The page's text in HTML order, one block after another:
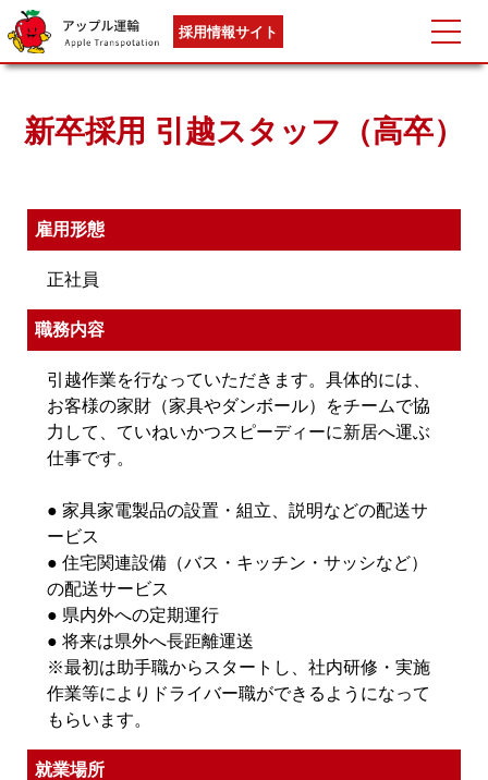
採用情報サイト
新卒採用 引越スタッフ（高卒）
雇用形態
正社員
職務内容
引越作業を行なっていただきます。具体的には、
お客様の家財（家具やダンボール）をチームで協
力して、ていねいかつスピーディーに新居へ運ぶ
仕事です。
● 家具家電製品の設置・組立、説明などの配送サ
ービス
● 住宅関連設備（バス・キッチン・サッシなど）
の配送サービス
● 県内外への定期運行
● 将来は県外へ長距離運送
※最初は助手職からスタートし、社内研修・実施
作業等によりドライバー職ができるようになって
もらいます。
就業場所